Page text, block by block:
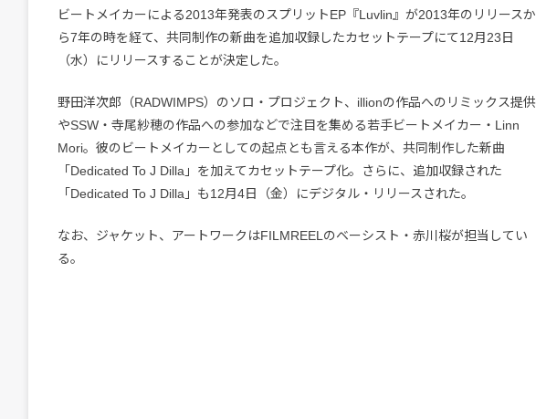
ビートメイカーによる2013年発表のスプリットEP『Luvlin』が2013年のリリースか
ら7年の時を経て、共同制作の新曲を追加収録したカセットテープにて12月23日
（水）にリリースすることが決定した。
野田洋次郎（RADWIMPS）のソロ・プロジェクト、illionの作品へのリミックス提供
やSSW・寺尾紗穂の作品への参加などで注目を集める若手ビートメイカー・Linn
Mori。彼のビートメイカーとしての起点とも言える本作が、共同制作した新曲
「Dedicated To J Dilla」を加えてカセットテープ化。さらに、追加収録された
「Dedicated To J Dilla」も12月4日（金）にデジタル・リリースされた。
なお、ジャケット、アートワークはFILMREELのベーシスト・赤川桜が担当してい
る。